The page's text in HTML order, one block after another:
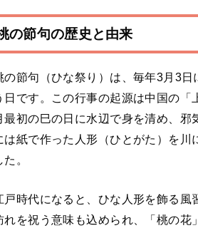
の節句の歴史と由来
の節句（ひな祭り）は、毎年3月3
日です。この行事の起源は中国の
最初の巳の日に水辺で身を清め、
は紙で作った人形（ひとがた）を川
た。
戸時代になると、ひな人形を飾る
れを祝う意味も込められ、「桃の花